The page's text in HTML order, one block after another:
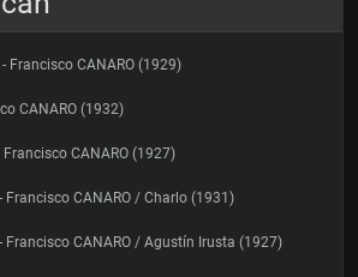
- Francisco CANARO (1929)
CANARO (1932)
Francisco CANARO (1927)
- Francisco CANARO / Charlo (1931)
- Francisco CANARO / Agustín Irusta (1927)